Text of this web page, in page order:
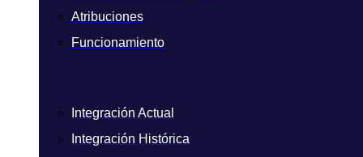
Atribuciones
Funcionamiento
Integración Actual
Integración Histórica